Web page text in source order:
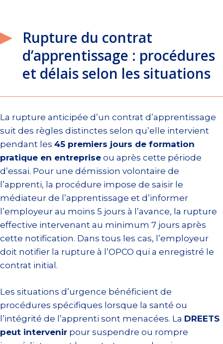
Rupture du contrat
d’apprentissage : procédures
et délais selon les situations
La rupture anticipée d’un contrat d’apprentissage
suit des règles distinctes selon qu’elle intervient
pendant les 45 premiers jours de formation
pratique en entreprise ou après cette période
d’essai. Pour une démission volontaire de
l’apprenti, la procédure impose de saisir le
médiateur de l’apprentissage et d’informer
l’employeur au moins 5 jours à l’avance, la rupture
effective intervenant au minimum 7 jours après
cette notification. Dans tous les cas, l’employeur
doit notifier la rupture à l’OPCO qui a enregistré le
contrat initial.
Les situations d’urgence bénéficient de
procédures spécifiques lorsque la santé ou
l’intégrité de l’apprenti sont menacées. La DREETS
peut intervenir pour suspendre ou rompre